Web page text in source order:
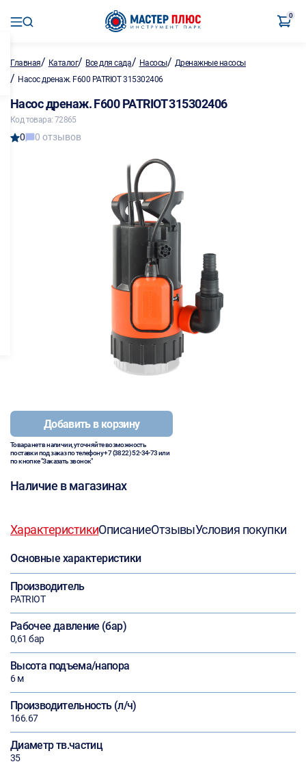
0
Главная/ Каталог/ Все для сада/ Насосы/ Дренажные насосы
/ Насос дренаж. F600 PATRIOT 315302406
Насос дренаж. F600 PATRIOT 315302406
Код товара: 72865
0 0 отзывов
Добавить в корзину
Товара нет в наличии, уточняйте возможность
поставки под заказ по телефону+7 (3822) 52-34-73или
по кнопке "Заказать звонок"
Наличие в магазинах
ХарактеристикиОписаниеОтзывыУсловия покупки
Основные характеристики
Производитель
PATRIOT
Рабочее давление (бар)
0,61 бар
Высота подъема/напора
6 м
Производительность (л/ч)
166.67
Диаметр тв.частиц
35